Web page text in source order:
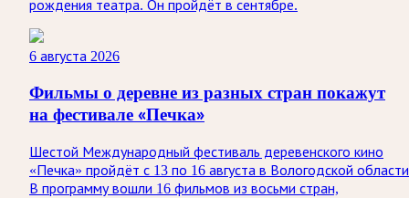
рождения театра. Он пройдёт в сентябре.
6 августа 2026
Фильмы о деревне из разных стран покажут
на фестивале «Печка»
Шестой Международный фестиваль деревенского кино
«Печка» пройдёт с 13 по 16 августа в Вологодской
В программу вошли 16 фильмов из восьми стран,